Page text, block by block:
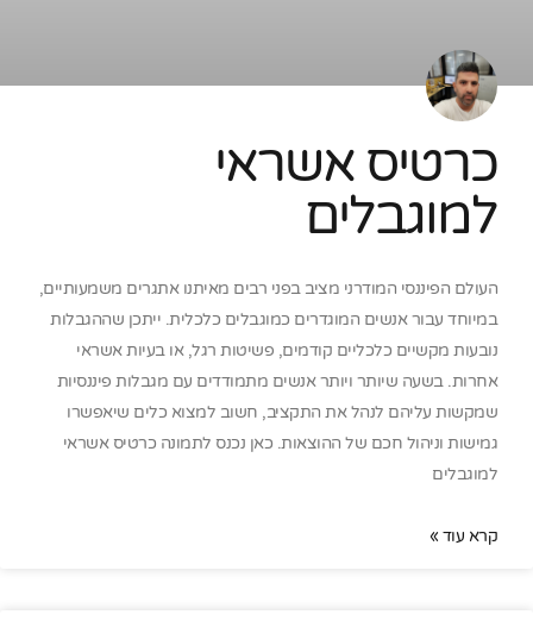
כרטיס אשראי
למוגבלים
העולם הפיננסי המודרני מציב בפני רבים מאיתנו אתגרים משמעותיים,
במיוחד עבור אנשים המוגדרים כמוגבלים כלכלית. ייתכן שההגבלות
נובעות מקשיים כלכליים קודמים, פשיטות רגל, או בעיות אשראי
אחרות. בשעה שיותר ויותר אנשים מתמודדים עם מגבלות פיננסיות
שמקשות עליהם לנהל את התקציב, חשוב למצוא כלים שיאפשרו
גמישות וניהול חכם של ההוצאות. כאן נכנס לתמונה כרטיס אשראי
למוגבלים
קרא עוד »